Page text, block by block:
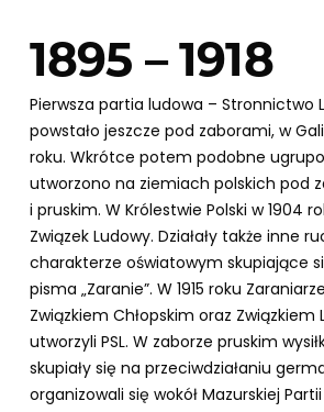
1895 – 1918
Pierwsza partia ludowa – Stronnictwo
powstało jeszcze pod zaborami, w
roku. Wkrótce potem podobne
utworzono na ziemiach polskich pod
i pruskim. W Królestwie Polski w 1904
Związek Ludowy. Działały także inne
charakterze oświatowym skupiające
pisma „Zaranie”. W 1915 roku
Związkiem Chłopskim oraz Związkiem
utworzyli PSL. W zaborze pruskim
skupiały się na przeciwdziałaniu
organizowali się wokół Mazurskiej